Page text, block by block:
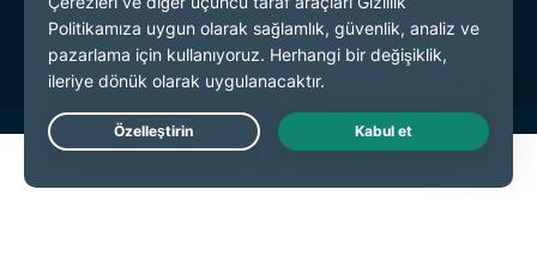
Çerez Tercihleri
Live Chat